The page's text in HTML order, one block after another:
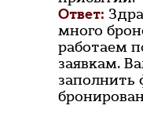
Ответ:
много
работаем
заявкам.